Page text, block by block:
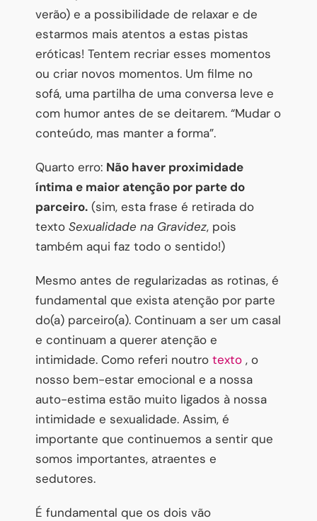
verão) e a possibilidade de relaxar e de
estarmos mais atentos a estas pistas
eróticas! Tentem recriar esses momentos
ou criar novos momentos. Um filme no
sofá, uma partilha de uma conversa leve e
com humor antes de se deitarem. “Mudar o
conteúdo, mas manter a forma”.
Quarto erro: Não haver proximidade
íntima e maior atenção por parte do
parceiro. (sim, esta frase é retirada do
texto Sexualidade na Gravidez, pois
também aqui faz todo o sentido!)
Mesmo antes de regularizadas as rotinas, é
fundamental que exista atenção por parte
do(a) parceiro(a). Continuam a ser um casal
e continuam a querer atenção e
intimidade. Como referi noutro texto , o
nosso bem-estar emocional e a nossa
auto-estima estão muito ligados à nossa
intimidade e sexualidade. Assim, é
importante que continuemos a sentir que
somos importantes, atraentes e
sedutores.
É fundamental que os dois vão